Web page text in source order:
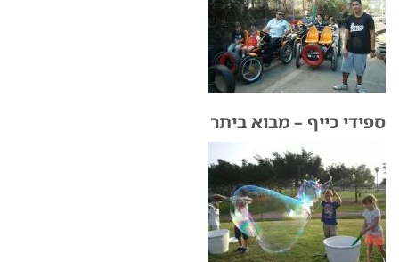
ספידי כייף – מבוא ביתר